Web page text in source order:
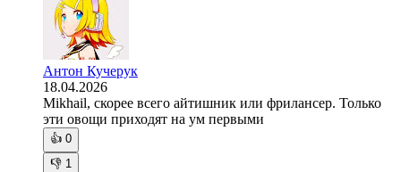
Антон Кучерук
18.04.2026
Mikhail, скорее всего айтишник или фрилансер. Только
эти овощи приходят на ум первыми
👍 0
👎 1